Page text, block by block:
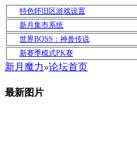
特色怀旧区游戏设置
新月集市系统
世界BOSS：神兽传说
新赛季模式PK赛
新月魔力»论坛首页
最新图片